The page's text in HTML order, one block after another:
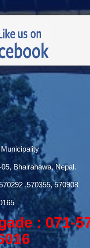
Bhairahawa, Nepal.
,570355, 570908
: 071-